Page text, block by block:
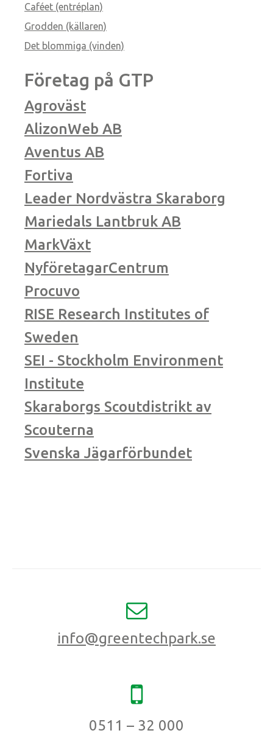
Caféet (entréplan)
Grodden (källaren)
Det blommiga (vinden)
Företag på GTP
Agroväst
AlizonWeb AB
Aventus AB
Fortiva
Leader Nordvästra Skaraborg
Mariedals Lantbruk AB
MarkVäxt
NyföretagarCentrum
Procuvo
RISE Research Institutes of
Sweden
SEI - Stockholm Environment
Institute
Skaraborgs Scoutdistrikt av
Scouterna
Svenska Jägarförbundet
info@greentechpark.se
0511 – 32 000